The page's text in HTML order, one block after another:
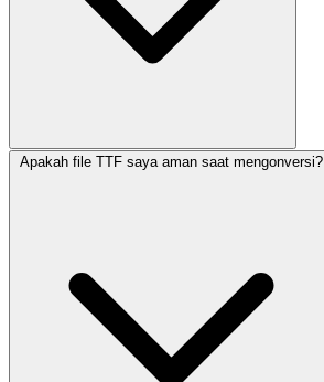
Apakah file TTF saya aman saat mengonversi?